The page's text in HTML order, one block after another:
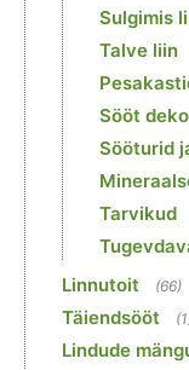
Sulgimis
Talve liin
Sööt
Sööturid
Tarvikud
Linnutoit (66)
Täiendsööt
Lindude